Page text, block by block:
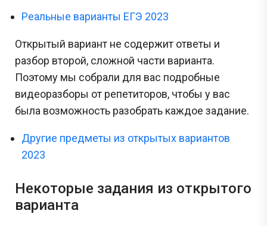
Реальные варианты ЕГЭ 2023
Открытый вариант не содержит ответы и
разбор второй, сложной части варианта.
Поэтому мы собрали для вас подробные
видеоразборы от репетиторов, чтобы у вас
была возможность разобрать каждое задание.
Другие предметы из открытых вариантов
2023
Некоторые задания из открытого
варианта